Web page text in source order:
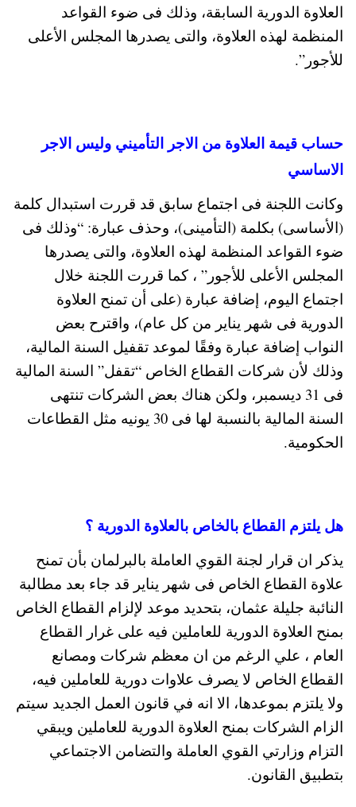
العلاوة الدورية السابقة، وذلك فى ضوء القواعد
المنظمة لهذه العلاوة، والتى يصدرها المجلس الأعلى
للأجور”.
حساب قيمة العلاوة من الاجر التأميني وليس الاجر
الاساسي
وكانت اللجنة فى اجتماع سابق قد قررت استبدال كلمة
(الأساسى) بكلمة (التأمينى)، وحذف عبارة: “وذلك فى
ضوء القواعد المنظمة لهذه العلاوة، والتى يصدرها
المجلس الأعلى للأجور” ، كما قررت اللجنة خلال
اجتماع اليوم، إضافة عبارة (على أن تمنح العلاوة
الدورية فى شهر يناير من كل عام)، واقترح بعض
النواب إضافة عبارة وفقًا لموعد تقفيل السنة المالية،
وذلك لأن شركات القطاع الخاص “تقفل” السنة المالية
فى 31 ديسمبر، ولكن هناك بعض الشركات تنتهى
السنة المالية بالنسبة لها فى 30 يونيه مثل القطاعات
الحكومية.
هل يلتزم القطاع بالخاص بالعلاوة الدورية ؟
يذكر ان قرار لجنة القوي العاملة بالبرلمان بأن تمنح
علاوة القطاع الخاص فى شهر يناير قد جاء بعد مطالبة
النائبة جليلة عثمان، بتحديد موعد لإلزام القطاع الخاص
بمنح العلاوة الدورية للعاملين فيه على غرار القطاع
العام ، علي الرغم من ان معظم شركات ومصانع
القطاع الخاص لا يصرف علاوات دورية للعاملين فيه،
ولا يلتزم بموعدها، الا انه في قانون العمل الجديد سيتم
الزام الشركات بمنح العلاوة الدورية للعاملين ويبقي
التزام وزارتي القوي العاملة والتضامن الاجتماعي
بتطبيق القانون.